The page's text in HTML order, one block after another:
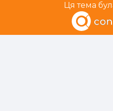
Ця тема